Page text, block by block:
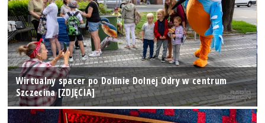
Wirtualny spacer po Dolinie Dolnej Odry w centrum
Szczecina [ZDJĘCIA]